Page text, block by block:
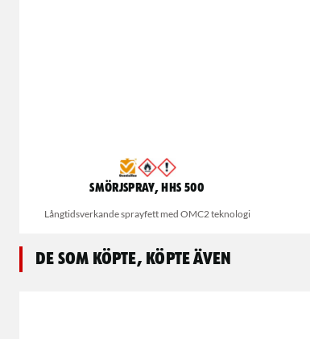
Smörjspray, HHS 500
Långtidsverkande sprayfett med OMC2 teknologi
De som köpte, köpte även